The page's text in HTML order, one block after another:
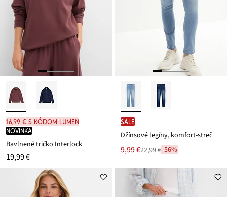
16,99 € s kódom LUMEN
novinka
Bavlnené tričko Interlock
19,99 €
SALE
Džínsové legíny, komfort-streč
Nová
cena
je
9,99 €
Zľava
ceny
22,99 €
22,99 €-56%